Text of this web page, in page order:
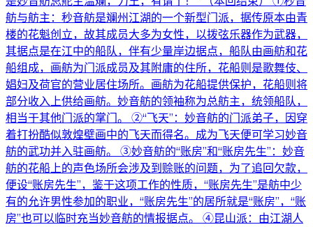
舫与舫主：秒音舫是斓州江湖的一个新型门派，据传原本由青
楼的花魁创立，故其成员大多为女性，以拨弦乐器作为武器，
其据点是在江中的船队，伴有少量岸边据点，船队由画舫和花
船组成，画舫为门派成员及其附庸的住所，花船则是歌舞伎、
娼妇及荷官的营业居住场所。画舫为花船提供保护，花船则将
部分收入上供给画舫。妙音舫的领袖称为总舫主，统领船队，
相当于其他门派的掌门。 ②“飞天”：妙音舫的门派弟子，因穿
着打扮酷似敦煌壁画中的飞天而得名。成为飞天便可学习妙音
舫的武功并入驻画舫。 ③妙音舫的“账房”和“账房先生”：妙音
舫的花船上的声色场所会涉及到赊账的问题，为了追回欠款，
便设“账房先生”，鉴于这项工作的性质，“账房先生”是舫中少
有的允许男性参加的职业，“账房先生”的居所就是“账房”，“账
房”也可以临时充当妙音舫的情报据点。 ④昆山派：由江湖人